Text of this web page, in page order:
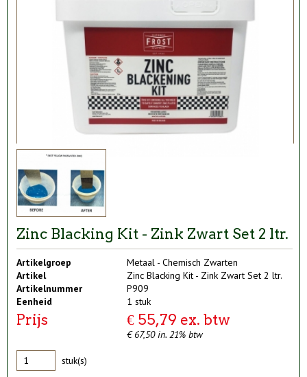
Zinc Blacking Kit - Zink Zwart Set 2 ltr.
Artikelgroep
Metaal - Chemisch Zwarten
Artikel
Zinc Blacking Kit - Zink Zwart Set 2 ltr.
Artikelnummer
P909
Eenheid
1 stuk
Prijs € 55,79 ex. btw
€ 67,50 in. 21% btw
stuk(s)